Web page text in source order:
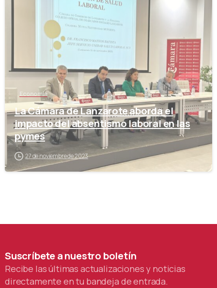
Economía
La Cámara de Lanzarote aborda el
impacto del absentismo laboral en las
pymes
27 de noviembre de 2023
Suscríbeteanuestro boletín
Recibe las últimas actualizaciones y noticias
directamente en tu bandeja de entrada.